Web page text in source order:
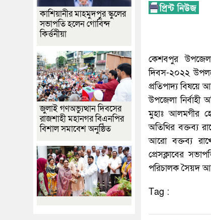
কেশবপুর
দিবস-২০২২
প্রতিপাদ্য বিষয়ে
উপজেলা
মুহাঃ আলমগীর
অতিথির বক্তব্য
আরো বক্তব্য
প্রেসক্লাবের
পরিচালক সৈয়দ
Tag :
কাশিয়ানীর মাহমুদপুর স্কুলের
সভাপতি হলেন গোবিন্দ
কির্ত্তনীয়া
জুলাই গণঅভ্যুত্থান দিবসের
রাজশাহী মহানগর বিএনপির
বিশাল সমাবেশ অনুষ্ঠিত